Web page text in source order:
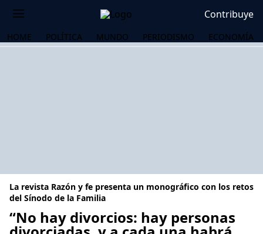
Contribuye
HOME POLÍTICA MUNDO PERIODISMO ECONOMÍA
La revista Razón y fe presenta un monográfico con los retos
del Sínodo de la Familia
“No hay divorcios: hay personas